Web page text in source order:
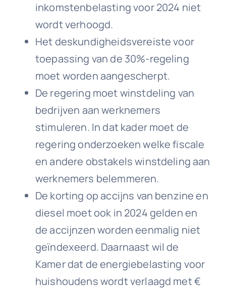
inkomstenbelasting voor 2024 niet
wordt verhoogd.
Het deskundigheidsvereiste voor
toepassing van de 30%-regeling
moet worden aangescherpt.
De regering moet winstdeling van
bedrijven aan werknemers
stimuleren. In dat kader moet de
regering onderzoeken welke fiscale
en andere obstakels winstdeling aan
werknemers belemmeren.
De korting op accijns van benzine en
diesel moet ook in 2024 gelden en
de accijnzen worden eenmalig niet
geïndexeerd. Daarnaast wil de
Kamer dat de energiebelasting voor
huishoudens wordt verlaagd met €